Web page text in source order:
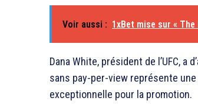
Voir aussi : 1xBet mise sur «
Dana White, président de l’UFC,
sans pay-per-view représente
exceptionnelle pour la promotion.